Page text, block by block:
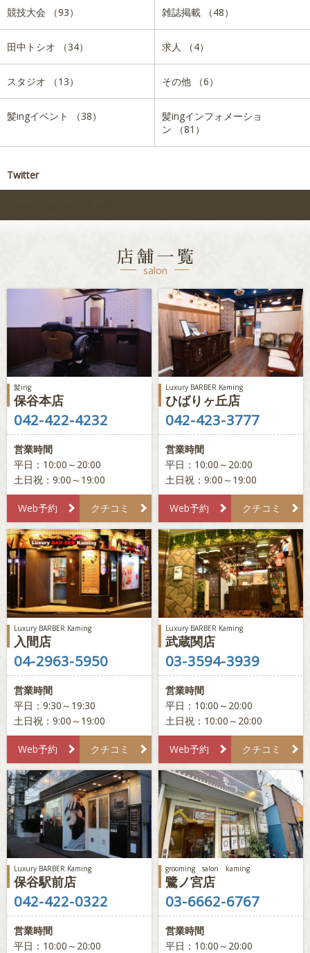
競技大会 （93） 雑誌掲載 （48）
田中トシオ （34） 求人 （4）
スタジオ （13） その他 （6）
髪ingイベント （38）
髪ingインフォメーショ
ン （81）
Twitter
店舗一覧
salon
髪ing
保谷本店
042-422-4232
営業時間
平日：10:00～20:00
土日祝：9:00～19:00
Web予約 クチコミ
Luxury BARBER Kaming
ひばりヶ丘店
042-423-3777
営業時間
平日：10:00～20:00
土日祝：9:00～19:00
Web予約 クチコミ
Luxury BARBER Kaming
入間店
04-2963-5950
営業時間
平日：9:30～19:30
土日祝：9:00～19:00
Web予約 クチコミ
Luxury BARBER Kaming
武蔵関店
03-3594-3939
営業時間
平日：10:00～20:00
土日祝：10:00～20:00
Web予約 クチコミ
Luxury BARBER Kaming
保谷駅前店
042-422-0322
営業時間
平日：10:00～20:00
grooming salon kaming
鷺ノ宮店
03-6662-6767
営業時間
平日：10:00～20:00